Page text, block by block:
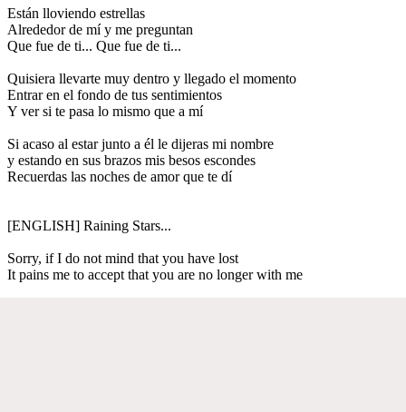
Están lloviendo estrellas
Alrededor de mí y me preguntan
Que fue de ti... Que fue de ti...
Quisiera llevarte muy dentro y llegado el momento
Entrar en el fondo de tus sentimientos
Y ver si te pasa lo mismo que a mí
Si acaso al estar junto a él le dijeras mi nombre
y estando en sus brazos mis besos escondes
Recuerdas las noches de amor que te dí
[ENGLISH] Raining Stars...
Sorry, if I do not mind that you have lost
It pains me to accept that you are no longer with me